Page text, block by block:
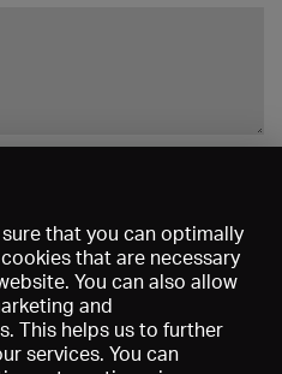
that you can optimally
that are necessary
You can also allow
and
This helps us to further
services. You can